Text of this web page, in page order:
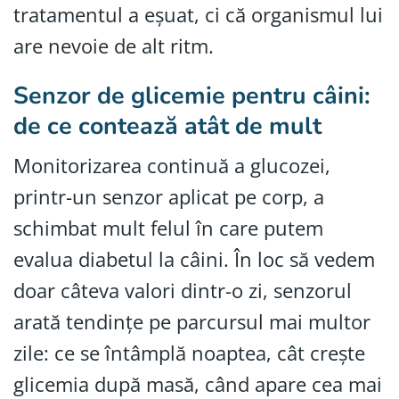
tratamentul a eșuat, ci că organismul lui
are nevoie de alt ritm.
Senzor de glicemie pentru câini:
de ce contează atât de mult
Monitorizarea continuă a glucozei,
printr-un senzor aplicat pe corp, a
schimbat mult felul în care putem
evalua diabetul la câini. În loc să vedem
doar câteva valori dintr-o zi, senzorul
arată tendințe pe parcursul mai multor
zile: ce se întâmplă noaptea, cât crește
glicemia după masă, când apare cea mai